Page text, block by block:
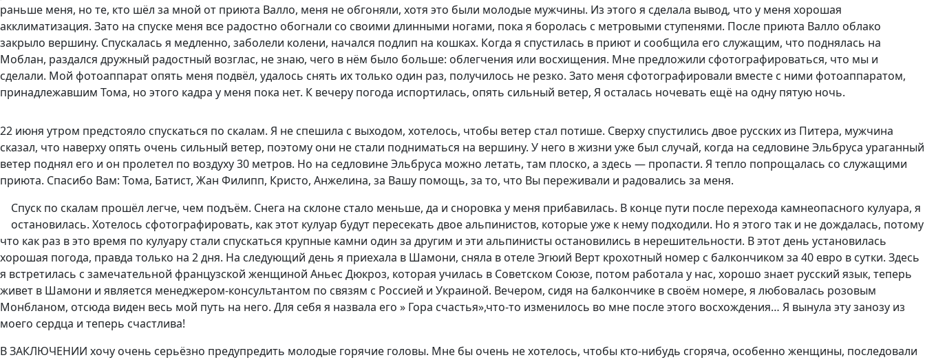
раньше меня, но те, кто шёл за мной от приюта Валло, меня не обгоняли, хотя это были молодые мужчины. Из этого я сделала вывод, что у меня хорошая
акклиматизация. Зато на спуске меня все радостно обогнали со своими длинными ногами, пока я боролась с метровыми ступенями. После приюта Валло облако
закрыло вершину. Спускалась я медленно, заболели колени, начался подлип на кошках. Когда я спустилась в приют и сообщила его служащим, что поднялась на
Моблан, раздался дружный радостный возглас, не знаю, чего в нём было больше: облегчения или восхищения. Мне предложили сфотографироваться, что мы и
сделали. Мой фотоаппарат опять меня подвёл, удалось снять их только один раз, получилось не резко. Зато меня сфотографировали вместе с ними фотоаппаратом,
принадлежавшим Тома, но этого кадра у меня пока нет. К вечеру погода испортилась, опять сильный ветер, Я осталась ночевать ещё на одну пятую ночь.
22 июня утром предстояло спускаться по скалам. Я не спешила с выходом, хотелось, чтобы ветер стал потише. Сверху спустились двое русских из Питера, мужчина
сказал, что наверху опять очень сильный ветер, поэтому они не стали подниматься на вершину. У него в жизни уже был случай, когда на седловине Эльбруса ураганный
ветер поднял его и он пролетел по воздуху 30 метров. Но на седловине Эльбруса можно летать, там плоско, а здесь — пропасти. Я тепло попрощалась со служащими
приюта. Спасибо Вам: Тома, Батист, Жан Филипп, Кристо, Анжелина, за Вашу помощь, за то, что Вы переживали и радовались за меня.
Спуск по скалам прошёл легче, чем подъём. Снега на склоне стало меньше, да и сноровка у меня прибавилась. В конце пути после перехода камнеопасного кулуара, я
остановилась. Хотелось сфотографировать, как этот кулуар будут пересекать двое альпинистов, которые уже к нему подходили. Но я этого так и не дождалась, потому
что как раз в это время по кулуару стали спускаться крупные камни один за другим и эти альпинисты остановились в нерешительности. В этот день установилась
хорошая погода, правда только на 2 дня. На следующий день я приехала в Шамони, сняла в отеле Эгюий Верт крохотный номер с балкончиком за 40 евро в сутки. Здесь
я встретилась с замечательной французской женщиной Аньес Дюкроз, которая училась в Советском Союзе, потом работала у нас, хорошо знает русский язык, теперь
живет в Шамони и является менеджером-консультантом по связям с Россией и Украиной. Вечером, сидя на балкончике в своём номере, я любовалась розовым
Монбланом, отсюда виден весь мой путь на него. Для себя я назвала его » Гора счастья»,что-то изменилось во мне после этого восхождения… Я вынула эту занозу из
моего сердца и теперь счастлива!
В ЗАКЛЮЧЕНИИ хочу очень серьёзно предупредить молодые горячие головы. Мне бы очень не хотелось, чтобы кто-нибудь сгоряча, особенно женщины, последовали